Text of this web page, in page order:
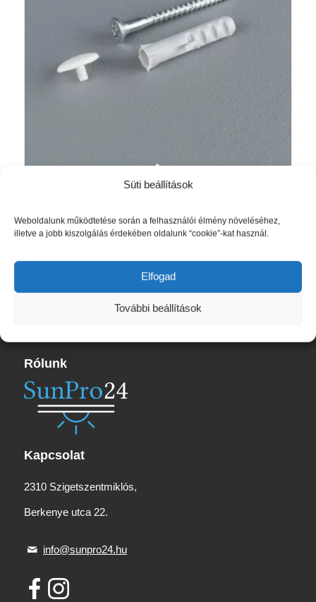
Süti beállítások
Weboldalunk működtetése során a felhasználói élmény növeléséhez,
illetve a jobb kiszolgálás érdekében oldalunk “cookie”-kat használ.
Elfogad
További beállítások
Slim Line sín csavar takaró kupak fehér
140Ft
Rólunk
Kapcsolat
2310 Szigetszentmiklós,
Berkenye utca 22.
info@sunpro24.hu